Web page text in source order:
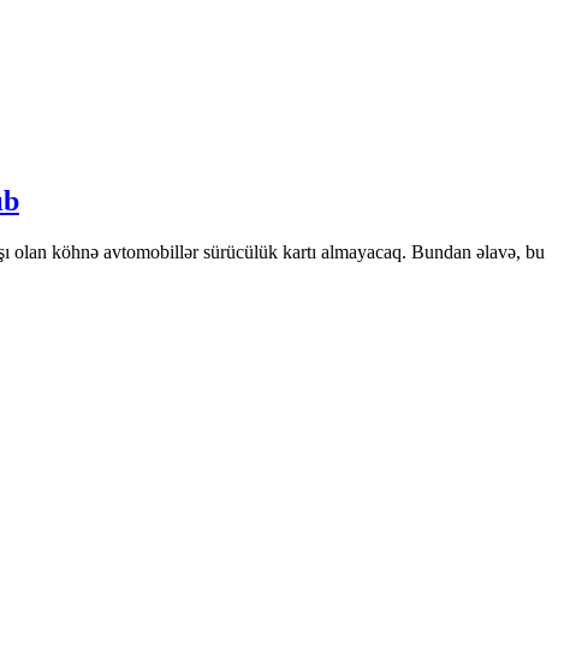
köhnə avtomobillər sürücülük kartı almayacaq. Bundan əlavə, bu